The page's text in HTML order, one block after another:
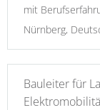
mit
Nürnberg,
Bauleiter für